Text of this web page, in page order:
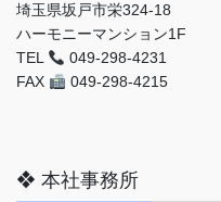
埼玉県坂戸市栄324-18
ハーモニーマンション1F
TEL
049-298-4231
FAX
049-298-4215
❖ 本社事務所